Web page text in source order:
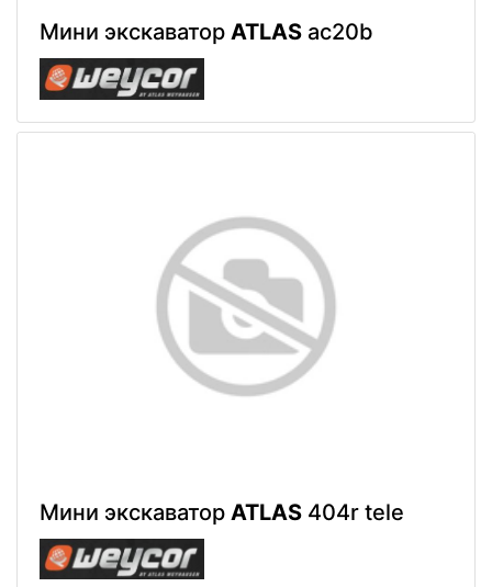
Мини экскаватор ATLAS ac20b
Мини экскаватор ATLAS 404r tele